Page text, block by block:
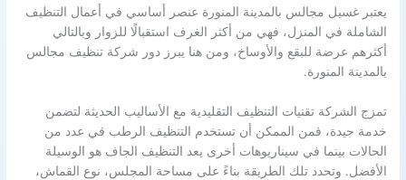
يعتبر غسيل مجالس بالمدينة المنورة عنصر أساسي في أعمال التنظيف
الشاملة في المنزل، فهي من أكثر الغرف استقبالًا للزوار وبالتالي
أكثرهم عرضة للبقع والأوساخ، ومن هنا يبرز دور شركة تنظيف مجالس
بالمدينة المنورة.
تمزج الشركة تقنيات التنظيف التقليدية مع الأساليب الحديثة لتضمن
خدمة جيدة، فمن الممكن أن تستخدم التنظيف الرطب في عدد من
الحالات بينما في سيناريوهات أخرى يعد التنظيف الجاف هو الوسيلة
الأفضل. وتحدد تلك الطريقة بناءً على مساحة المجلس، نوع القماش،